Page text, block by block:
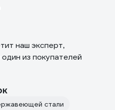
наш эксперт,
из покупателей
стали